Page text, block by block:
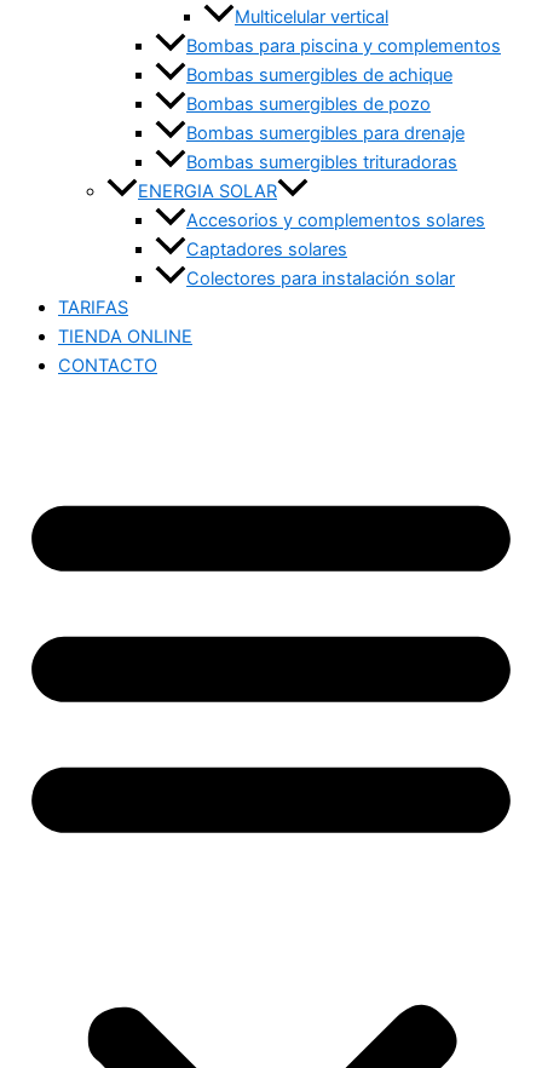
Multicelular vertical
Bombas para piscina y complementos
Bombas sumergibles de achique
Bombas sumergibles de pozo
Bombas sumergibles para drenaje
Bombas sumergibles trituradoras
ENERGIA SOLAR
Accesorios y complementos solares
Captadores solares
Colectores para instalación solar
TARIFAS
TIENDA ONLINE
CONTACTO